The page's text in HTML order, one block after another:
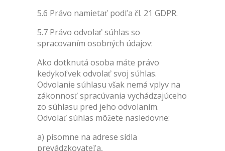
5.6 Právo namietať podľa čl. 21 GDPR.
5.7 Právo odvolať súhlas so
spracovaním osobných údajov:
Ako dotknutá osoba máte právo
kedykoľvek odvolať svoj súhlas.
Odvolanie súhlasu však nemá vplyv na
zákonnosť spracúvania vychádzajúceho
zo súhlasu pred jeho odvolaním.
Odvolať súhlas môžete nasledovne:
a) písomne na adrese sídla
prevádzkovateľa,